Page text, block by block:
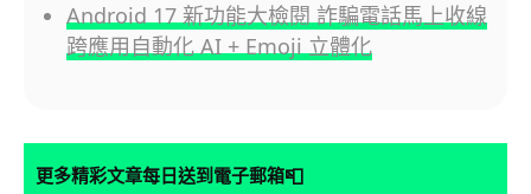
Android 17 新功能大檢閱 詐騙電話馬上收線
跨應用自動化 AI + Emoji 立體化
更多精彩文章每日送到電子郵箱📮